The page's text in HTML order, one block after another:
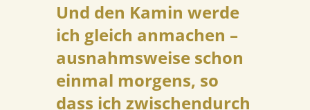
Und den Kamin werde
ich gleich anmachen –
ausnahmsweise schon
einmal morgens, so
dass ich zwischendurch